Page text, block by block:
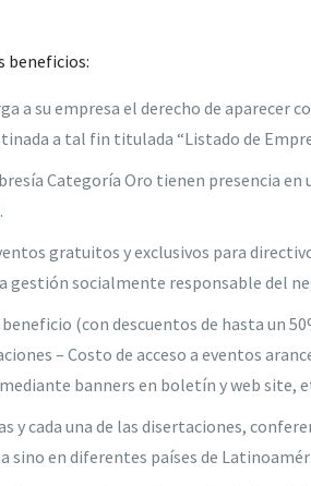
beneficios:
a su empresa el derecho de aparecer
a tal fin titulada “Listado de
Categoría Oro tienen presencia
gratuitos y exclusivos para
gestión socialmente responsable del
(con descuentos de hasta un
– Costo de acceso a eventos
banners en boletín y web site,
y cada una de las disertaciones,
en diferentes países de